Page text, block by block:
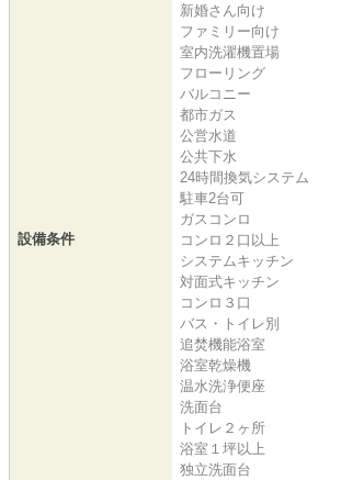
設備条件
新婚さん向け
ファミリー向け
室内洗濯機置場
フローリング
バルコニー
都市ガス
公営水道
公共下水
24時間換気システム
駐車2台可
ガスコンロ
コンロ２口以上
システムキッチン
対面式キッチン
コンロ３口
バス・トイレ別
追焚機能浴室
浴室乾燥機
温水洗浄便座
洗面台
トイレ２ヶ所
浴室１坪以上
独立洗面台